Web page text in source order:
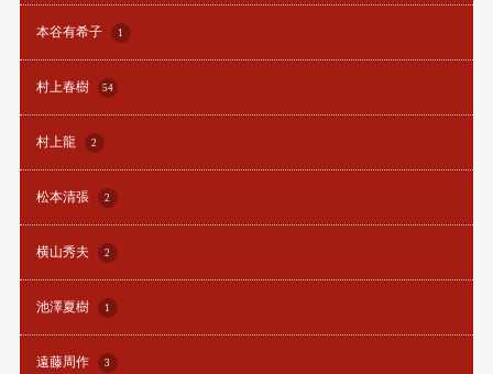
本谷有希子 1
村上春樹 54
村上龍 2
松本清張 2
横山秀夫 2
池澤夏樹 1
遠藤周作 3